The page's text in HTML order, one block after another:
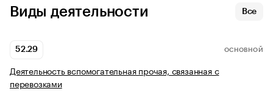
Виды деятельности Все
52.29 ОСНОВНОЙ
Деятельность вспомогательная прочая, связанная с
перевозками